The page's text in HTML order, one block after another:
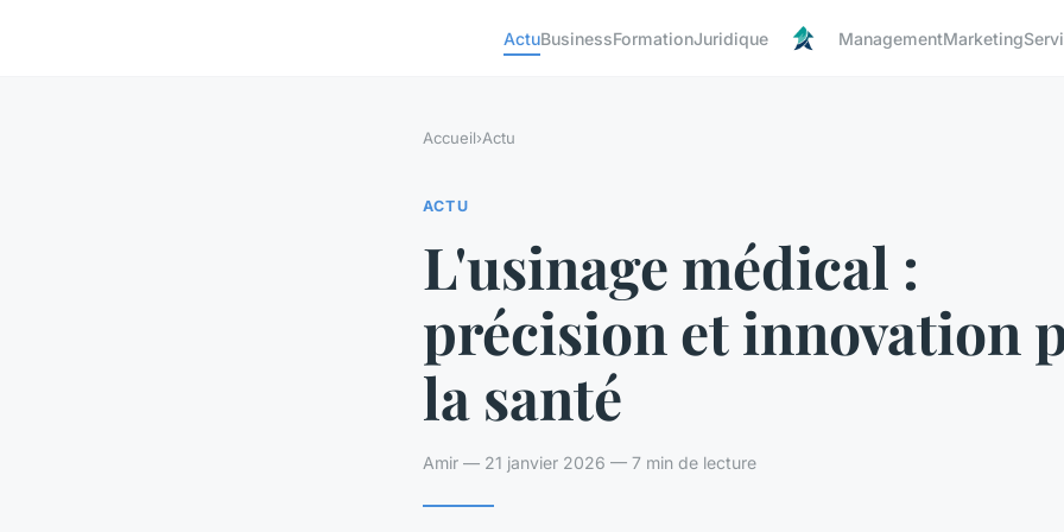
ActuBusinessFormationJuridique ManagementMarketing
Accueil›Actu
ACTU
L'usinage médical :
précision et innovation
la santé
Amir — 21 janvier 2026 — 7 min de lecture